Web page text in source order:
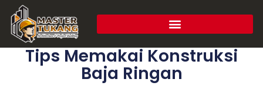
Tips Memakai Konstruksi
Baja Ringan